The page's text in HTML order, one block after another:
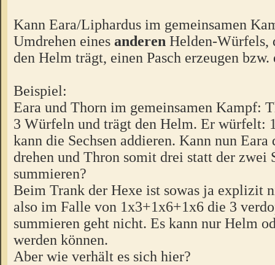
Kann Eara/Liphardus im gemeinsamen
Umdrehen eines anderen Helden-Würfels,
den Helm trägt, einen Pasch erzeugen bzw.
Beispiel:
Eara und Thorn im gemeinsamen Kampf:
3 Würfeln und trägt den Helm. Er würfelt:
kann die Sechsen addieren. Kann nun
drehen und Thron somit drei statt der zwei
summieren?
Beim Trank der Hexe ist sowas ja explizit
also im Falle von 1x3+1x6+1x6 die 3
summieren geht nicht. Es kann nur Helm
werden können.
Aber wie verhält es sich hier?